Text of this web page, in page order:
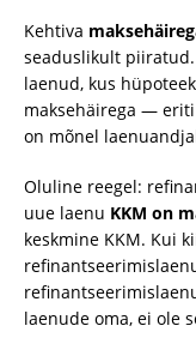
Kehtiva
seaduslikult
laenud, kus
maksehäirega —
on mõnel
Oluline reegel:
uue laenu KKM on
keskmine KKM. Kui
laenude oma, ei ole